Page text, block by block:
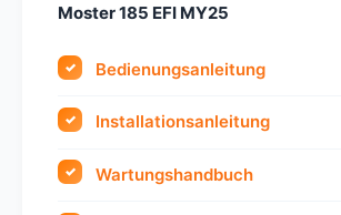
Moster 185 EFI MY25
Bedienungsanleitung
Installationsanleitung
Wartungshandbuch